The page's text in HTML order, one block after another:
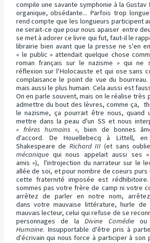
compile une savante symphonie à la Gustav
organique, obsédante... Parfois trop
rend compte que les longueurs participent
ne serait-ce que pour nous apaiser entre
se met à adorer ce livre qui fut, faut-il le
librairie bien avant que la presse ne s'en
« le public » attendait quelque chose
roman français sur le nazisme » qui ne
réflexion sur l'Holocauste et qui ose sans
complaisance le point de vue du
mais aussi le plus humain. Cela aussi est
On en parle souvent, mais on le réalise très
admettre du bout des lèvres, comme ça,
le nazisme, ça pourrait être nous, quand
mettre dans la peau d'un SS et nous
« frères humains »,
bien de bonnes
d'accord. De Houellebecq à Littell,
Shakespeare de Richard III (et sans
mécaniquequi nous appelait aussi ses
amis »), l'introjection du narrateur sur le
allée de soi, et pour nombre de coeurs purs
cette fraternité imposée est
sommes pas votre frère de camp ni votre
arrêtez de parler en notre nom,
dans votre mauvaise littérature, hurle
mauvais lecteur, celui qui refuse de se
personnages de laDivine Comédieou
Humaine. Insupportable d'être pris à
d'écrivain qui nous force à participer à son